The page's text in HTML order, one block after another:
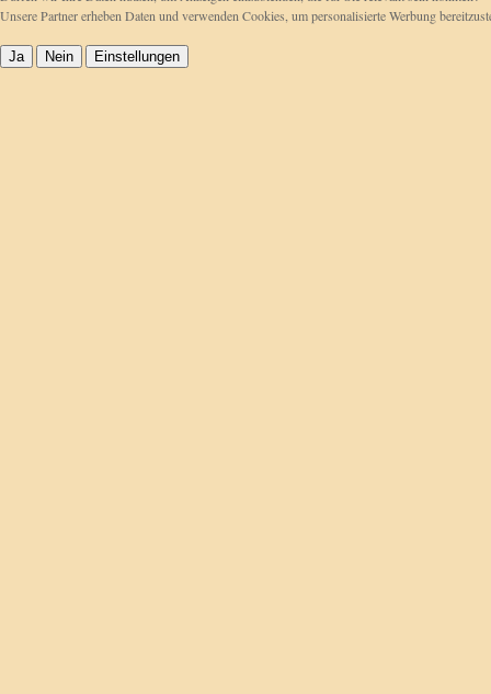
Unsere Partner erheben Daten und verwenden Cookies, um personalisierte Werbung
Ja Nein Einstellungen